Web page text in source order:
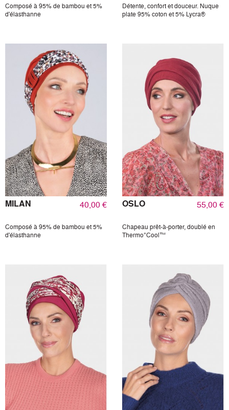
Composé à 95% de bambou et 5%
d'élasthanne
Détente, confort et douceur. Nuque
plate 95% coton et 5% Lycra®
MILAN 40,00 €
Composé à 95% de bambou et 5%
d'élasthanne
OSLO 55,00 €
Chapeau prêt-à-porter, doublé en
Thermo°Cool™